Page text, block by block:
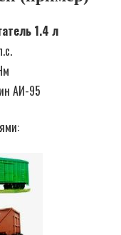
1.4 л
АИ-95